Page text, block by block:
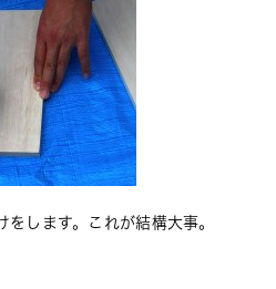
します。これが結構大事。